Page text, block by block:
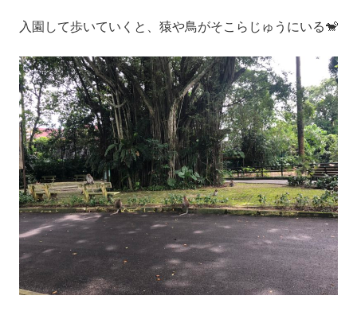
入園して歩いていくと、猿や鳥がそこらじゅうにいる🐒